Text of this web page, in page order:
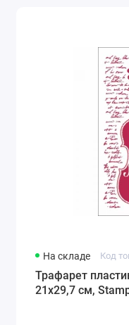
На складе Код
Трафарет
21х29,7 см,